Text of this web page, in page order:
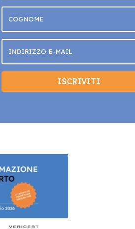
ISCRIVITI